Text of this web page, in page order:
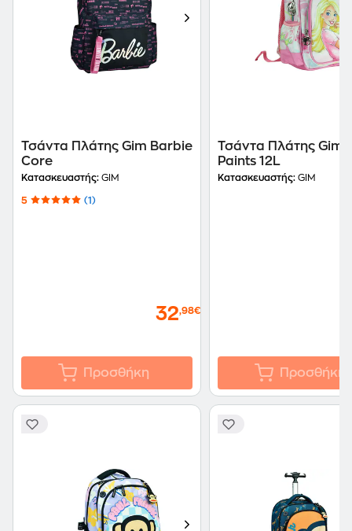
Τσάντα Πλάτης Gim Barbie
Core
Κατασκευαστής: GIM
5 (1)
32,98€
Προσθήκη
Τσάντα Πλάτης Gim
Paints 12L
Κατασκευαστής: GIM
Προσθήκη